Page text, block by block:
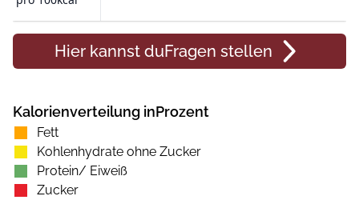
Hier kannst duFragen stellen
Kalorienverteilung inProzent
Fett
Kohlenhydrate ohne Zucker
Protein/ Eiweiß
Zucker